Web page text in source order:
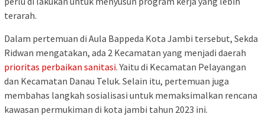
terarah.
Dalam pertemuan di Aula Bappeda Kota Jambi tersebut, Sekda
Ridwan mengatakan, ada 2 Kecamatan yang menjadi daerah
prioritas perbaikan sanitasi. Yaitu di Kecamatan Pelayangan
dan Kecamatan Danau Teluk. Selain itu, pertemuan juga
membahas langkah sosialisasi untuk memaksimalkan rencana
kawasan permukiman di kota jambi tahun 2023 ini.